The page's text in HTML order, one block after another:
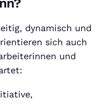
dynamisch und
sich auch
und